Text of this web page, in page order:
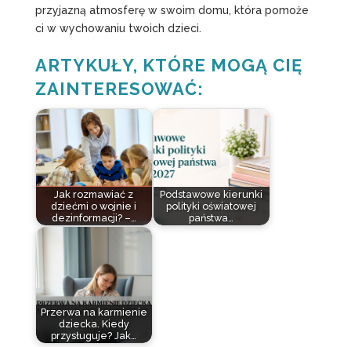
przyjazną atmosferę w swoim domu, która pomoże
ci w wychowaniu twoich dzieci.
ARTYKUŁY, KTÓRE MOGĄ CIĘ
ZAINTERESOWAĆ:
Jak rozmawiać z
dziećmi o wojnie i
dezinformacji? –…
Podstawowe kierunki
polityki oświatowej
państwa…
Przerwa na karmienie
dziecka. Kiedy
przysługuje? Jak…